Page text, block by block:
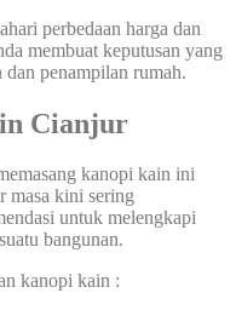
perbedaan harga dan
membuat keputusan yang
penampilan rumah.
Cianjur
kanopi kain ini
masa kini sering
untuk melengkapi
bangunan.
kanopi kain :